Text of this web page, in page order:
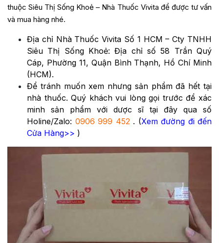
thuộc Siêu Thị Sống Khoẻ – Nhà Thuốc Vivita để được tư vấn
và mua hàng nhé.
Địa chỉ Nhà Thuốc Vivita Số 1 HCM – Cty TNHH
Siêu Thị Sống Khoẻ: Địa chỉ số 58 Trần Quý
Cáp, Phường 11, Quận Bình Thạnh, Hồ Chí Minh
(HCM).
Để tránh muốn xem nhưng sản phẩm đã hết tại
nhà thuốc. Quý khách vui lòng gọi trước để xác
minh sản phẩm với dược sĩ tại đây qua số
Holine/Zalo: 0906 999 452 . (Xem đường đi đến
Cửa Hàng>> )